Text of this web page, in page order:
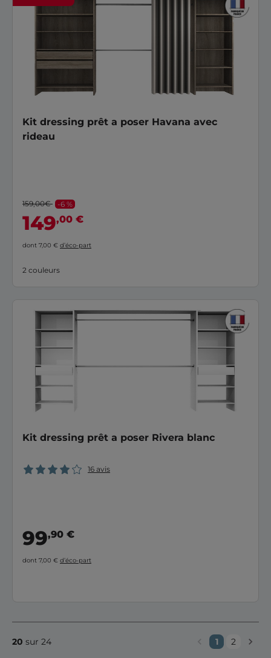
Kit dressing prêt a poser Havana avec
rideau
159,00€ -6 %
149,00 €
dont 7,00 € d’éco-part
2 couleurs
Kit dressing prêt a poser Rivera blanc
16 avis
99,90 €
dont 7,00 € d’éco-part
1 2
20 sur 24